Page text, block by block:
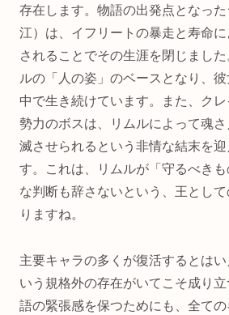
存在します。物語の出発点となっ
江）は、イフリートの暴走と寿命
されることでその生涯を閉じまし
ルの「人の姿」のベースとなり、
中で生き続けています。また、ク
勢力のボスは、リムルによって魂
滅させられるという非情な結末を
す。これは、リムルが「守るべき
な判断も辞さないという、王とし
りますね。
主要キャラの多くが復活するとは
いう規格外の存在がいてこそ成り
語の緊張感を保つためにも、全て